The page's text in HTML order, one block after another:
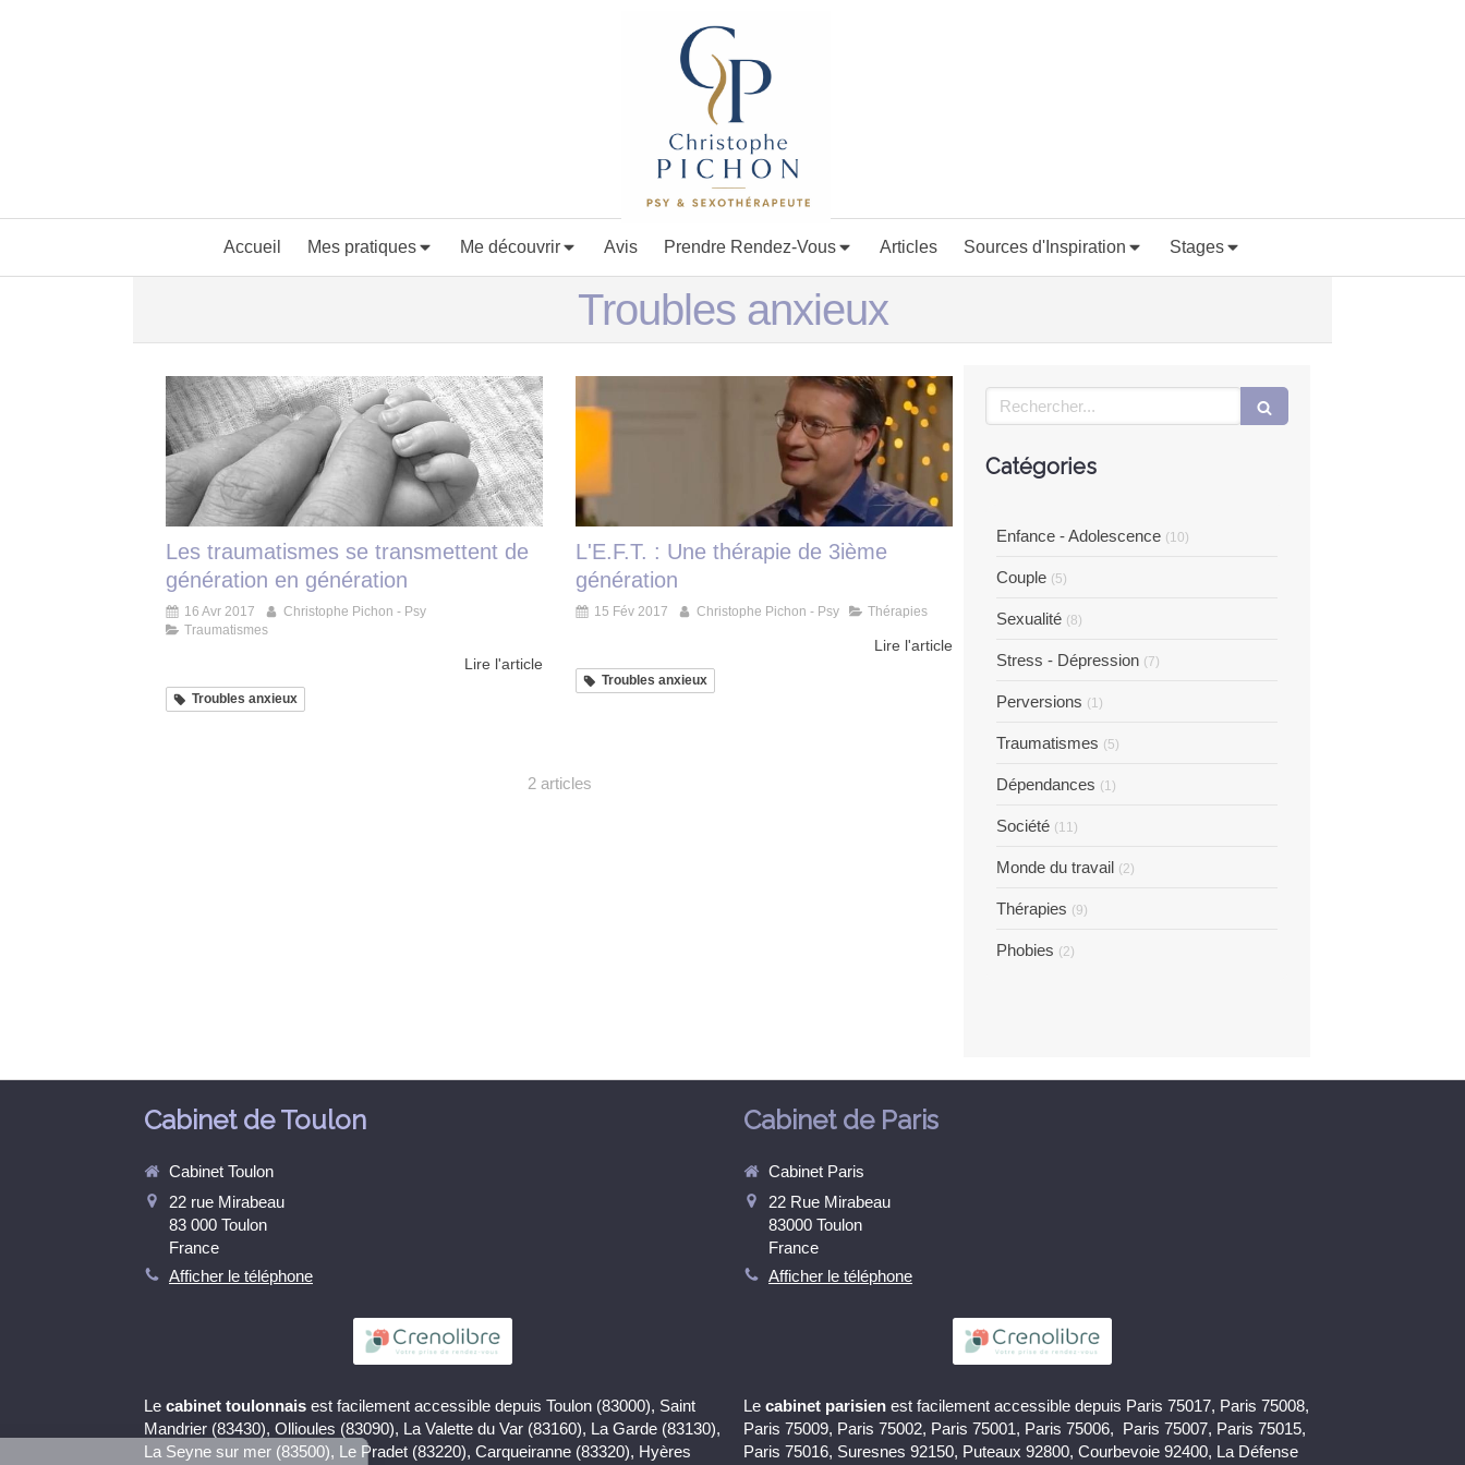
Accueil Mes pratiques Me découvrir Avis Prendre Rendez-Vous Articles Sources d'Inspiration Stages
Troubles anxieux
Les traumatismes se transmettent de
génération en génération
16 Avr 2017
Christophe Pichon - Psy
Traumatismes
Lire l'article
Troubles anxieux
L'E.F.T. : Une thérapie de 3ième
génération
15 Fév 2017 Christophe Pichon - Psy Thérapies
Lire l'article
Troubles anxieux
2 articles
Rechercher
Catégories
Enfance - Adolescence (10)
Couple (5)
Sexualité (8)
Stress - Dépression (7)
Perversions (1)
Traumatismes (5)
Dépendances (1)
Société (11)
Monde du travail (2)
Thérapies (9)
Phobies (2)
Cabinet de Toulon
Cabinet Toulon
22 rue Mirabeau
83 000 Toulon
France
Afficher le téléphone
Le cabinet toulonnais est facilement accessible depuis Toulon (83000), Saint
Mandrier (83430), Ollioules (83090), La Valette du Var (83160), La Garde (83130),
La Seyne sur mer (83500), Le Pradet (83220), Carqueiranne (83320), Hyères
Cabinet de Paris
Cabinet Paris
22 Rue Mirabeau
83000 Toulon
France
Afficher le téléphone
Le cabinet parisien est facilement accessible depuis Paris 75017, Paris 75008,
Paris 75009, Paris 75002, Paris 75001, Paris 75006, Paris 75007, Paris 75015,
Paris 75016, Suresnes 92150, Puteaux 92800, Courbevoie 92400, La Défense
Continuer sans accepter